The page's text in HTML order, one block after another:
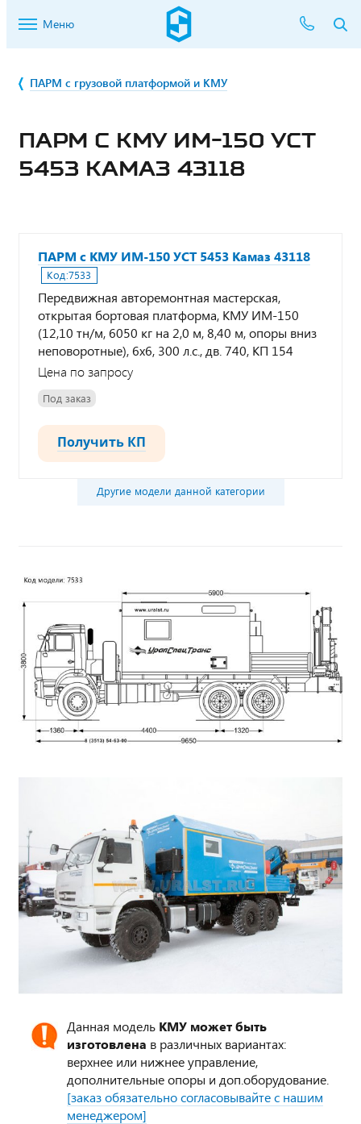
Меню
ПАРМ с грузовой платформой и КМУ
ПАРМ С КМУ ИМ-150 УСТ
5453 КАМАЗ 43118
ПАРМ с КМУ ИМ-150 УСТ 5453 Камаз 43118
Код:7533
Передвижная авторемонтная мастерская,
открытая бортовая платформа, КМУ ИМ-150
(12,10 тн/м, 6050 кг на 2,0 м, 8,40 м, опоры вниз
неповоротные), 6х6, 300 л.с., дв. 740, КП 154
Цена по запросу
Под заказ
Получить КП
Другие модели данной категории
Данная модель КМУ может быть
изготовлена в различных вариантах:
верхнее или нижнее управление,
дополнительные опоры и доп.оборудование.
[заказ обязательно согласовывайте с нашим
менеджером]